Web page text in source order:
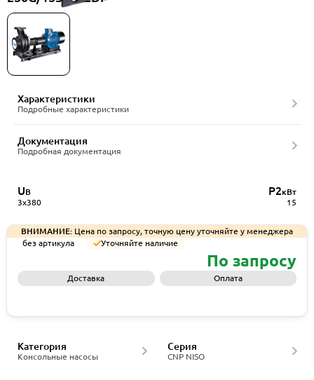
Характеристики
Подробные характеристики
Документация
Подробная документация
UВ
3x380
P2кВт
15
ВНИМАНИЕ: Цена по запросу, точную цену уточняйте у менеджера
без артикула
Уточняйте наличие
По запросу
Доставка Оплата
Консольные насосы
Категория
CNP NISO
Серия